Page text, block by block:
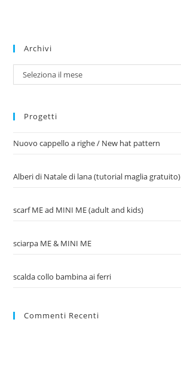
Archivi
Archivi
Seleziona il mese
Progetti
Nuovo cappello a righe / New hat pattern
Alberi di Natale di lana (tutorial maglia gratuito)
scarf ME ad MINI ME (adult and kids)
sciarpa ME & MINI ME
scalda collo bambina ai ferri
Commenti Recenti